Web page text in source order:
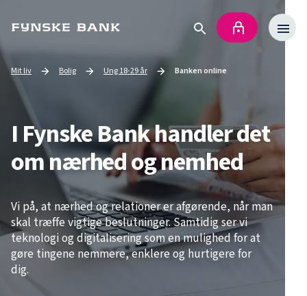
Mit liv
Go to BoligGo to Ung 18-29 år
Current page:Banken online
I Fynske Bank handler det
om nærhed og nemhed
Vi på, at nærhed og relationer er afgørende, når man
skal træffe vigtige beslutninger. Samtidig ser vi
teknologi og digitalisering som en mulighed for at
gøre tingene nemmere, enklere og hurtigere for
dig.